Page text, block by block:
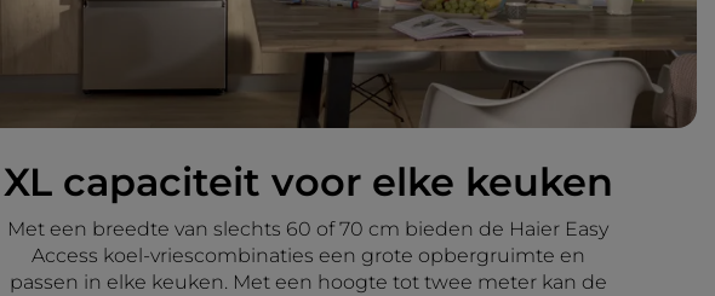
XL capaciteit voor elke keuken
Met een breedte van slechts 60 of 70 cm bieden de Haier Easy
Access koel-vriescombinaties een grote opbergruimte en
passen in elke keuken. Met een hoogte tot twee meter kan de